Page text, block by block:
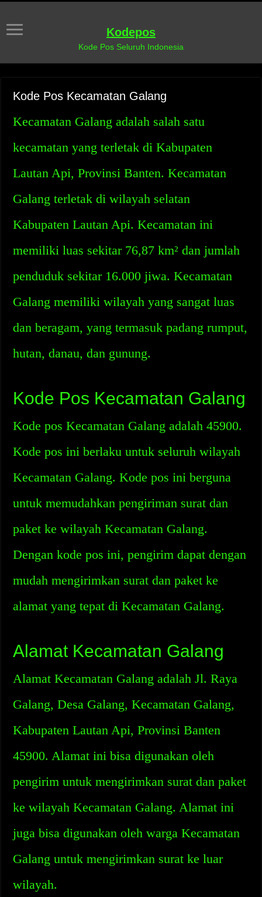
Kodepos
Kode Pos Seluruh Indonesia
Kode Pos Kecamatan Galang
Kecamatan Galang adalah salah satu
kecamatan yang terletak di Kabupaten
Lautan Api, Provinsi Banten. Kecamatan
Galang terletak di wilayah selatan
Kabupaten Lautan Api. Kecamatan ini
memiliki luas sekitar 76,87 km² dan jumlah
penduduk sekitar 16.000 jiwa. Kecamatan
Galang memiliki wilayah yang sangat luas
dan beragam, yang termasuk padang rumput,
hutan, danau, dan gunung.
Kode Pos Kecamatan Galang
Kode pos Kecamatan Galang adalah 45900.
Kode pos ini berlaku untuk seluruh wilayah
Kecamatan Galang. Kode pos ini berguna
untuk memudahkan pengiriman surat dan
paket ke wilayah Kecamatan Galang.
Dengan kode pos ini, pengirim dapat dengan
mudah mengirimkan surat dan paket ke
alamat yang tepat di Kecamatan Galang.
Alamat Kecamatan Galang
Alamat Kecamatan Galang adalah Jl. Raya
Galang, Desa Galang, Kecamatan Galang,
Kabupaten Lautan Api, Provinsi Banten
45900. Alamat ini bisa digunakan oleh
pengirim untuk mengirimkan surat dan paket
ke wilayah Kecamatan Galang. Alamat ini
juga bisa digunakan oleh warga Kecamatan
Galang untuk mengirimkan surat ke luar
wilayah.